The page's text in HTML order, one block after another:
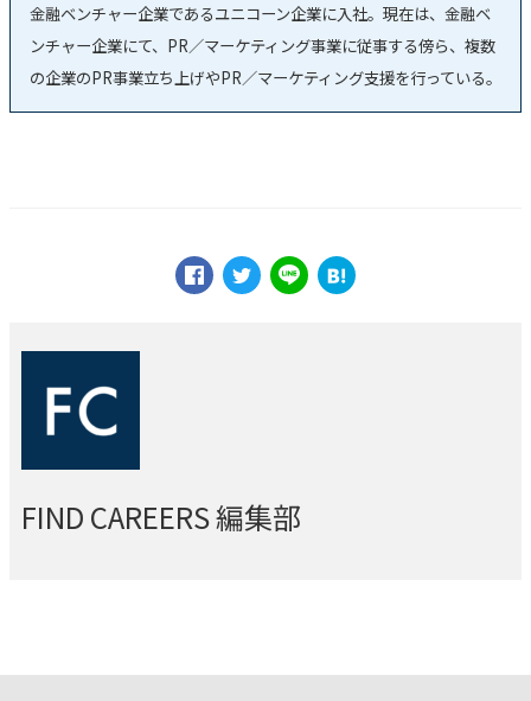
金融ベンチャー企業であるユニコーン企業に入社。現在は、金融ベ
ンチャー企業にて、PR／マーケティング事業に従事する傍ら、複数
の企業のPR事業立ち上げやPR／マーケティング支援を行っている。
FIND CAREERS 編集部